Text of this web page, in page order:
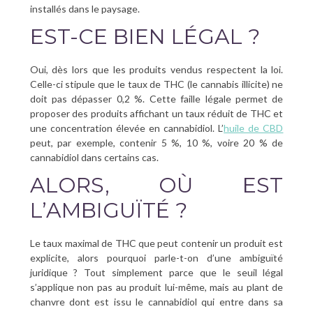
installés dans le paysage.
EST-CE BIEN LÉGAL ?
Oui, dès lors que les produits vendus respectent la loi.
Celle-ci stipule que le taux de THC (le cannabis illicite) ne
doit pas dépasser 0,2 %. Cette faille légale permet de
proposer des produits affichant un taux réduit de THC et
une concentration élevée en cannabidiol. L’huile de CBD
peut, par exemple, contenir 5 %, 10 %, voire 20 % de
cannabidiol dans certains cas.
ALORS, OÙ EST
L’AMBIGUÏTÉ ?
Le taux maximal de THC que peut contenir un produit est
explicite, alors pourquoi parle-t-on d’une ambiguïté
juridique ? Tout simplement parce que le seuil légal
s’applique non pas au produit lui-même, mais au plant de
chanvre dont est issu le cannabidiol qui entre dans sa